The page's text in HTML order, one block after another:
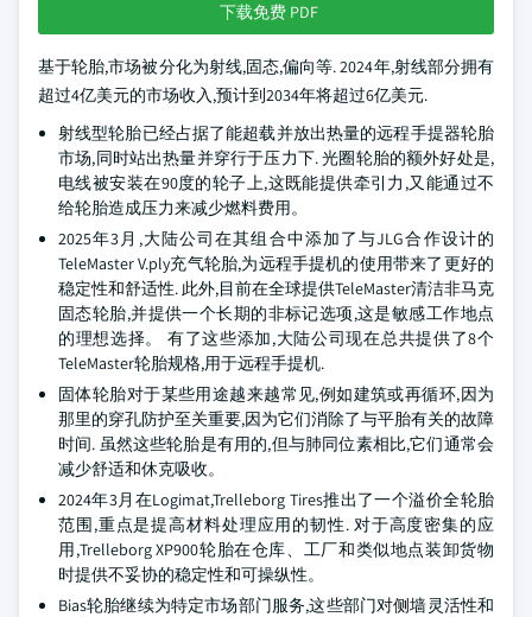
下载免费 PDF
基于轮胎,市场被分化为射线,固态,偏向等. 2024年,射线部分拥有
超过4亿美元的市场收入,预计到2034年将超过6亿美元.
射线型轮胎已经占据了能超载并放出热量的远程手提器轮胎
市场,同时站出热量并穿行于压力下. 光圈轮胎的额外好处是,
电线被安装在90度的轮子上,这既能提供牵引力,又能通过不
给轮胎造成压力来减少燃料费用。
2025年3月,大陆公司在其组合中添加了与JLG合作设计的
TeleMaster V.ply充气轮胎,为远程手提机的使用带来了更好的
稳定性和舒适性. 此外,目前在全球提供TeleMaster清洁非马克
固态轮胎,并提供一个长期的非标记选项,这是敏感工作地点
的理想选择。 有了这些添加,大陆公司现在总共提供了8个
TeleMaster轮胎规格,用于远程手提机.
固体轮胎对于某些用途越来越常见,例如建筑或再循环,因为
那里的穿孔防护至关重要,因为它们消除了与平胎有关的故障
时间. 虽然这些轮胎是有用的,但与肺同位素相比,它们通常会
减少舒适和休克吸收。
2024年3月在Logimat,Trelleborg Tires推出了一个溢价全轮胎
范围,重点是提高材料处理应用的韧性. 对于高度密集的应
用,Trelleborg XP900轮胎在仓库、工厂和类似地点装卸货物
时提供不妥协的稳定性和可操纵性。
Bias轮胎继续为特定市场部门服务,这些部门对侧墙灵活性和